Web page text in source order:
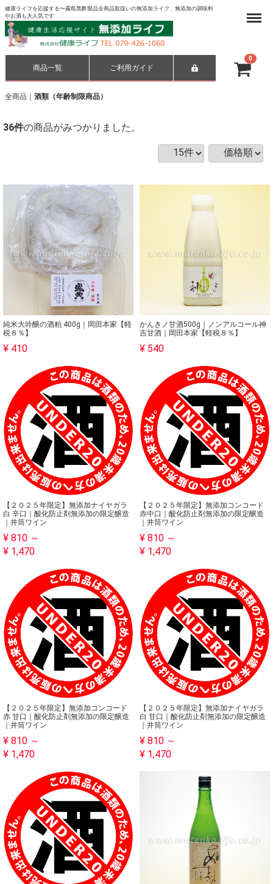
健康ライフを応援する〜霧島黒酢製品全商品取扱いの無添加ライフ、無添加の調味料
やお酒も大人気です
商品一覧 ご利用ガイド
Menu
全商品 酒類（年齢制限商品）
36件の商品がみつかりました。
純米大吟醸の酒粕 400g｜岡田本家【軽
税８％】
¥ 410
かんきノ甘酒500g｜ノンアルコール神
吉甘酒｜岡田本家【軽税８％】
¥ 540
【２０２５年限定】無添加ナイヤガラ
白 辛口｜酸化防止剤無添加の限定醸造
｜井筒ワイン
¥ 810 ～
¥ 1,470
【２０２５年限定】無添加コンコード
赤中口｜酸化防止剤無添加の限定醸造
｜井筒ワイン
¥ 810 ～
¥ 1,470
【２０２５年限定】無添加コンコード
赤 甘口｜酸化防止剤無添加の限定醸造
｜井筒ワイン
¥ 810 ～
¥ 1,470
【２０２５年限定】無添加ナイヤガラ
白 甘口｜酸化防止剤無添加の限定醸造
｜井筒ワイン
¥ 810 ～
¥ 1,470
0